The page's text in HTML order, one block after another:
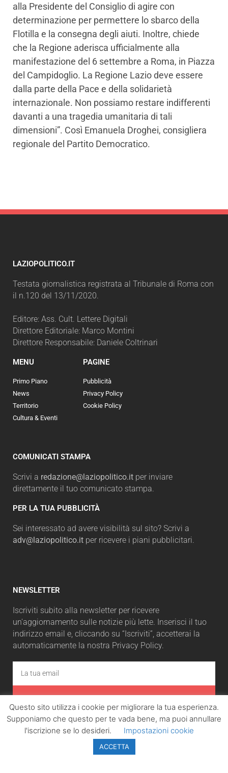
alla Presidente del Consiglio di agire con
determinazione per permettere lo sbarco della
Flotilla e la consegna degli aiuti. Inoltre, chiede
che la Regione aderisca ufficialmente alla
manifestazione del 6 settembre a Roma, in Piazza
del Campidoglio. La Regione Lazio deve essere
dalla parte della Pace e della solidarietà
internazionale. Non possiamo restare indifferenti
davanti a una tragedia umanitaria di tali
dimensioni”. Così Emanuela Droghei, consigliera
regionale del Partito Democratico.
LAZIOPOLITICO.IT
Testata giornalistica registrata al Tribunale di Roma con
il n.120 del 13/11/2020.
Editore: Ass. Cult. Lettere Digitali
Direttore Editoriale: Marco Montini
Direttore Responsabile: Daniele Coltrinari
MENU
Primo Piano
News
Territorio
Cultura & Eventi
PAGINE
Pubblicità
Privacy Policy
Cookie Policy
COMUNICATI STAMPA
Scrivi a redazione@laziopolitico.it per inviare
direttamente il tuo comunicato stampa.
PER LA TUA PUBBLICITÀ
Sei interessato ad avere visibilità sul sito? Scrivi a
adv@laziopolitico.it per ricevere i piani pubblicitari.
NEWSLETTER
Iscriviti subito alla newsletter per ricevere
un'aggiornamento sulle notizie più lette. Inserisci il tuo
indirizzo email e, cliccando su “Iscriviti”, accetterai la
automaticamente la nostra Privacy Policy.
ISCRIVITI
Questo sito utilizza i cookie per migliorare la tua esperienza.
Supponiamo che questo per te vada bene, ma puoi annullare
l'iscrizione se lo desideri.
Impostazioni cookie
ACCETTA